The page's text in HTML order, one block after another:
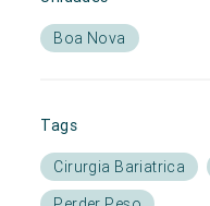
Boa Nova
Tags
Cirurgia Bariatrica